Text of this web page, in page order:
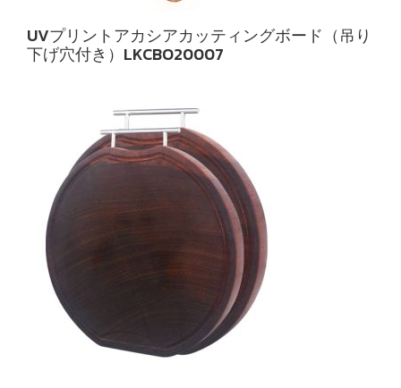
UVプリントアカシアカッティングボード（吊り
下げ穴付き）LKCBO20007